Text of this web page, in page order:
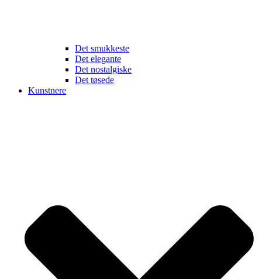
Det smukkeste
Det elegante
Det nostalgiske
Det tøsede
Kunstnere